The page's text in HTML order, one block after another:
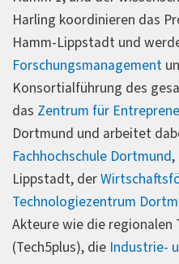
Harling koordinieren das
Hamm-Lippstadt und
Forschungsmanagement
Konsortialführung des
das Zentrum für
Dortmund und arbeitet
Fachhochschule Dortmund
Lippstadt, der
Technologiezentrum
Akteure wie die regionalen
(Tech5plus), die Industrie-